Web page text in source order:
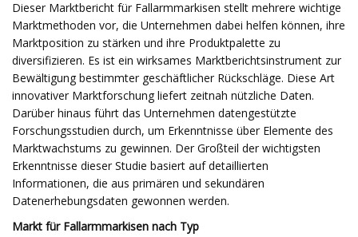
Dieser Marktbericht für Fallarmmarkisen stellt mehrere wichtige
Marktmethoden vor, die Unternehmen dabei helfen können, ihre
Marktposition zu stärken und ihre Produktpalette zu
diversifizieren. Es ist ein wirksames Marktberichtsinstrument zur
Bewältigung bestimmter geschäftlicher Rückschläge. Diese Art
innovativer Marktforschung liefert zeitnah nützliche Daten.
Darüber hinaus führt das Unternehmen datengestützte
Forschungsstudien durch, um Erkenntnisse über Elemente des
Marktwachstums zu gewinnen. Der Großteil der wichtigsten
Erkenntnisse dieser Studie basiert auf detaillierten
Informationen, die aus primären und sekundären
Datenerhebungsdaten gewonnen werden.
Markt für Fallarmmarkisen nach Typ